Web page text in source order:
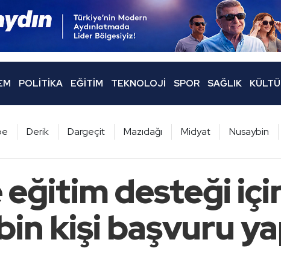
POLITIKA EĞITIM TEKNOLOJI SPOR SAĞLIK
Derik Dargeçit Mazıdağı Midyat Nusaybin
eğitim desteği
kişi başvuru